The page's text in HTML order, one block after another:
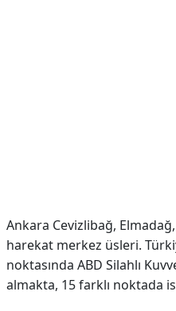
Ankara Cevizlibağ,
harekat merkez üsleri.
noktasında ABD Silahlı
almakta, 15 farklı noktada